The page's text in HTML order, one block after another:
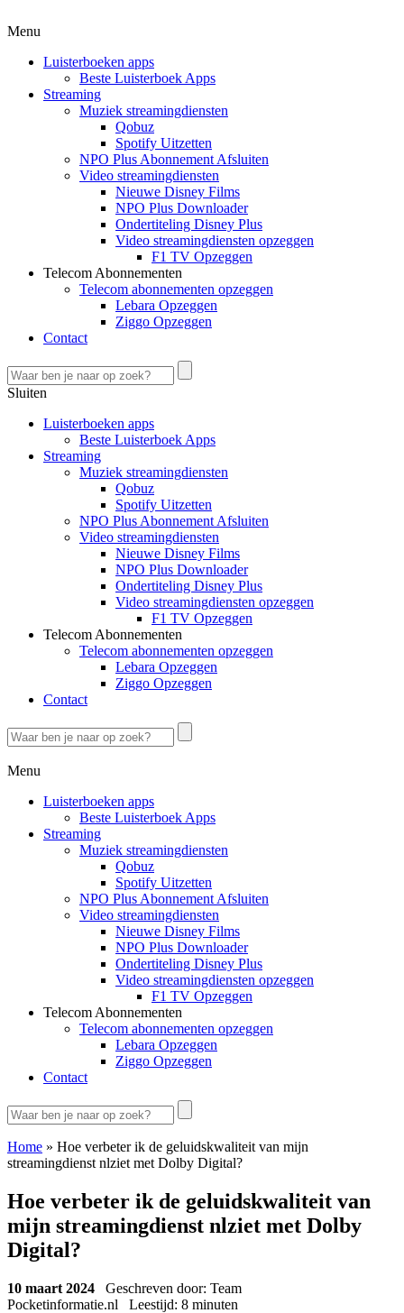
Menu
Luisterboeken apps
Beste Luisterboek Apps
Streaming
Muziek streamingdiensten
Qobuz
Spotify Uitzetten
NPO Plus Abonnement Afsluiten
Video streamingdiensten
Nieuwe Disney Films
NPO Plus Downloader
Ondertiteling Disney Plus
Video streamingdiensten opzeggen
F1 TV Opzeggen
Telecom Abonnementen
Telecom abonnementen opzeggen
Lebara Opzeggen
Ziggo Opzeggen
Contact
Sluiten
Luisterboeken apps
Beste Luisterboek Apps
Streaming
Muziek streamingdiensten
Qobuz
Spotify Uitzetten
NPO Plus Abonnement Afsluiten
Video streamingdiensten
Nieuwe Disney Films
NPO Plus Downloader
Ondertiteling Disney Plus
Video streamingdiensten opzeggen
F1 TV Opzeggen
Telecom Abonnementen
Telecom abonnementen opzeggen
Lebara Opzeggen
Ziggo Opzeggen
Contact
Menu
Luisterboeken apps
Beste Luisterboek Apps
Streaming
Muziek streamingdiensten
Qobuz
Spotify Uitzetten
NPO Plus Abonnement Afsluiten
Video streamingdiensten
Nieuwe Disney Films
NPO Plus Downloader
Ondertiteling Disney Plus
Video streamingdiensten opzeggen
F1 TV Opzeggen
Telecom Abonnementen
Telecom abonnementen opzeggen
Lebara Opzeggen
Ziggo Opzeggen
Contact
Home » Hoe verbeter ik de geluidskwaliteit van mijn
streamingdienst nlziet met Dolby Digital?
Hoe verbeter ik de geluidskwaliteit van
mijn streamingdienst nlziet met Dolby
Digital?
10 maart 2024 Geschreven door: Team
Pocketinformatie.nl Leestijd: 8 minuten